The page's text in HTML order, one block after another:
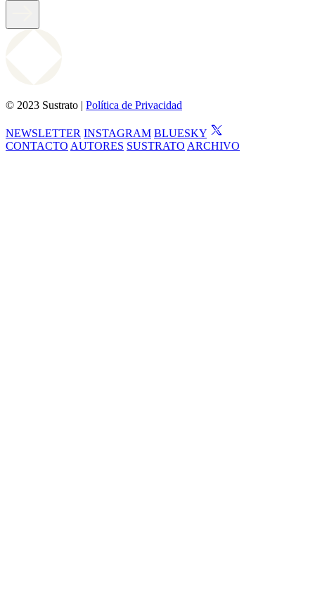
© 2023 Sustrato | Política de Privacidad
NEWSLETTER INSTAGRAM BLUESKY
CONTACTO AUTORES SUSTRATO ARCHIVO